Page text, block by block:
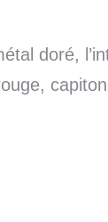
doré,